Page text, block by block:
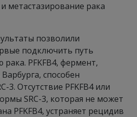
метастазирование рака
позволили
подключить путь
PFKFB4, фермент,
способен
3. Отсутствие PFKFB4 или
SRC-3, которая не может
PFKFB4, устраняет рецидив